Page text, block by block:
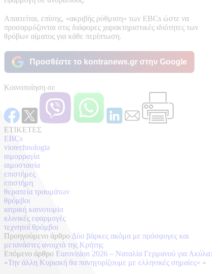
Απαιτείται, επίσης, «ακριβής ρύθμιση» των EBCs ώστε να
προσαρμόζονται στις διάφορες χαρακτηριστικές ιδιότητες των
θρόβων αίματος για κάθε περίπτωση.
Προσθέστε το kontranews.gr στην Google
Κοινοποίηση σε
ΕΤΙΚΕΤΕΣ
EBCs
viotechnologia
αιμορραγία
αιμοστασία
επιστήμες
επιστήμη
θεραπεία τραυμάτων
θρόμβοι
ιατρική καινοτομία
κλινικές εφαρμογές
τεχνητοί θρόμβοι
Προηγούμενο άρθρο Δύο βάρκες ακόμα με πρόσφυγες και
μετανάστες ανοιχτά της Κρήτης
Επόμενο άρθρο Eurovision 2026 – Ναταλία Γερμανού για Ακύλα:
«Την άλλη Κυριακή θα πανηγυρίζουμε με ελληνικές σημαίες» »